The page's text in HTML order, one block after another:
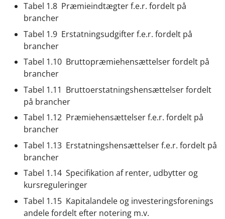
Tabel 1.8 Præmieindtægter f.e.r. fordelt på
brancher
Tabel 1.9 Erstatningsudgifter f.e.r. fordelt på
brancher
Tabel 1.10 Bruttopræmiehensættelser fordelt på
brancher
Tabel 1.11 Bruttoerstatningshensættelser fordelt
på brancher
Tabel 1.12 Præmiehensættelser f.e.r. fordelt på
brancher
Tabel 1.13 Erstatningshensættelser f.e.r. fordelt på
brancher
Tabel 1.14 Specifikation af renter, udbytter og
kursreguleringer
Tabel 1.15 Kapitalandele og investeringsforenings
andele fordelt efter notering m.v.